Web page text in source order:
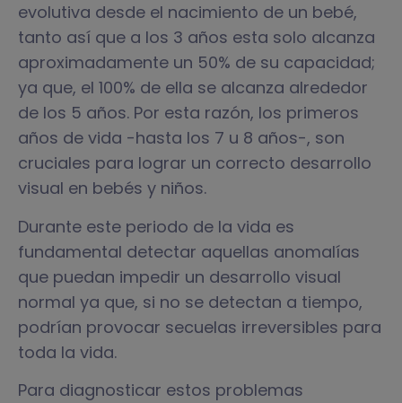
evolutiva desde el nacimiento de un bebé,
tanto así que a los 3 años esta solo alcanza
aproximadamente un 50% de su capacidad;
ya que, el 100% de ella se alcanza alrededor
de los 5 años. Por esta razón, los primeros
años de vida -hasta los 7 u 8 años-, son
cruciales para lograr un correcto desarrollo
visual en bebés y niños.
Durante este periodo de la vida es
fundamental detectar aquellas anomalías
que puedan impedir un desarrollo visual
normal ya que, si no se detectan a tiempo,
podrían provocar secuelas irreversibles para
toda la vida.
Para diagnosticar estos problemas